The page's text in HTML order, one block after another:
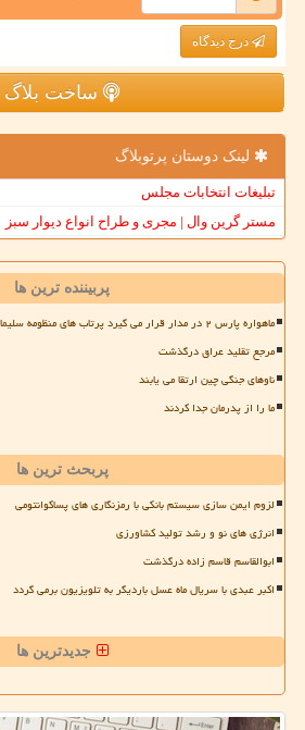
درج دیدگاه
ساخت بلاگ
لینک دوستان پرتوبلاگ
تبلیغات انتخابات مجلس
مستر گرین وال | مجری و طراح انواع دیوار سبز
پربیننده ترین ها
ماهواره پارس ۲ در مدار قرار می گیرد پرتاب های منظومه سلیمانی در۱۴۰۵
مرجع تقلید عراق درگذشت
ناوهای جنگی چین ارتقا می یابند
ما را از پدرمان جدا کردند
پربحث ترین ها
لزوم ایمن سازی سیستم بانکی با رمزنگاری های پساکوانتومی
انرژی های نو و رشد تولید کشاورزی
ابوالقاسم قاسم زاده درگذشت
اکبر عبدی با سریال ماه عسل باردیگر به تلویزیون برمی گردد
جدیدترین ها